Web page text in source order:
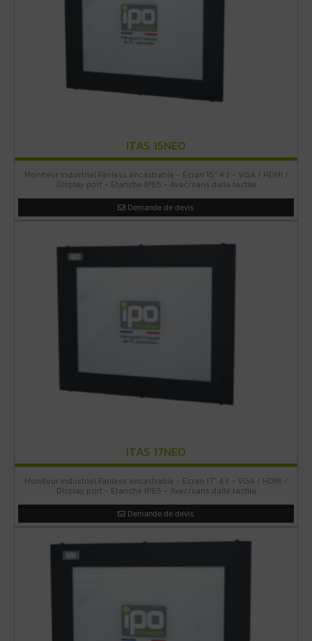
ITAS 15NEO
Moniteur industriel Fanless encastrable - Ecran 15" 4:3 - VGA / HDMI /
Display port - Etanche IP65 - Avec/sans dalle tactile
Demande de devis
ITAS 17NEO
Moniteur industriel Fanless encastrable - Ecran 17" 4:3 - VGA / HDMI /
Display port - Etanche IP65 - Avec/sans dalle tactile
Demande de devis